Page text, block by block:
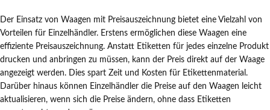
Der Einsatz von Waagen mit Preisauszeichnung bietet eine Vielzahl von
Vorteilen für Einzelhändler. Erstens ermöglichen diese Waagen eine
effiziente Preisauszeichnung. Anstatt Etiketten für jedes einzelne Produkt
drucken und anbringen zu müssen, kann der Preis direkt auf der Waage
angezeigt werden. Dies spart Zeit und Kosten für Etikettenmaterial.
Darüber hinaus können Einzelhändler die Preise auf den Waagen leicht
aktualisieren, wenn sich die Preise ändern, ohne dass Etiketten